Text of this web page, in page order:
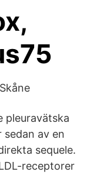
pleuravätska
sedan av en
sequele.
receptorer